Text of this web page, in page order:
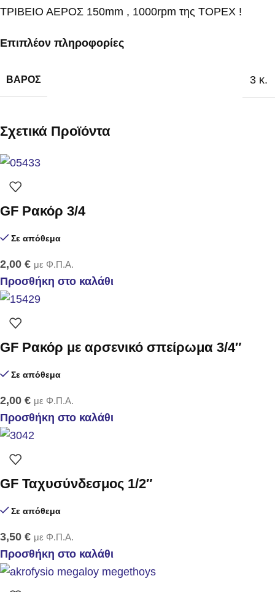
ΤΡΙΒΕΙΟ ΑΕΡΟΣ 150mm , 1000rpm της TOPEX !
Επιπλέον πληροφορίες
ΒΆΡΟΣ 3 κ.
Σχετικά Προϊόντα
GF Ρακόρ 3/4
Σε απόθεμα
2,00 € με Φ.Π.Α.
Προσθήκη στο καλάθι
GF Ρακόρ με αρσενικό σπείρωμα 3/4″
Σε απόθεμα
2,00 € με Φ.Π.Α.
Προσθήκη στο καλάθι
GF Ταχυσύνδεσμος 1/2″
Σε απόθεμα
3,50 € με Φ.Π.Α.
Προσθήκη στο καλάθι